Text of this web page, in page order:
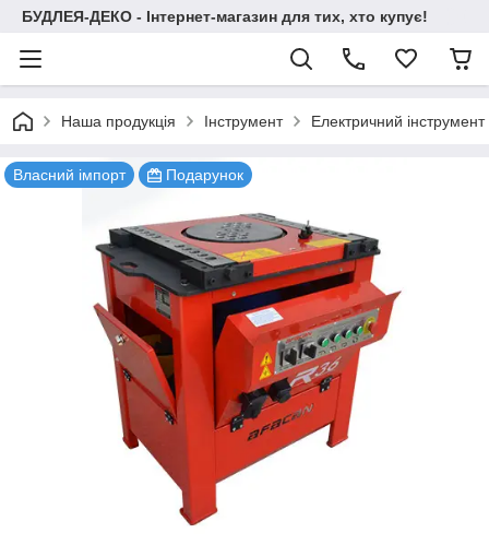
БУДЛЕЯ-ДЕКО - Інтернет-магазин для тих, хто купує!
Наша продукція Інструмент Електричний інструмент
Власний імпорт Подарунок